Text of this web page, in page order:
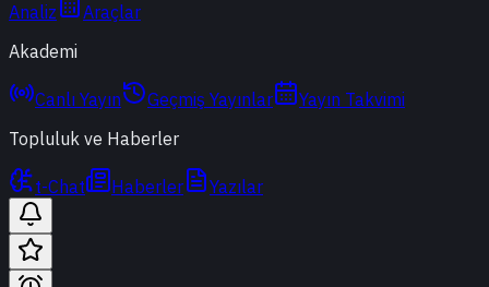
Analiz
Araçlar
Akademi
Canlı Yayın Geçmiş Yayınlar
Yayın Takvimi
Topluluk ve Haberler
t-Chat Haberler Yazılar